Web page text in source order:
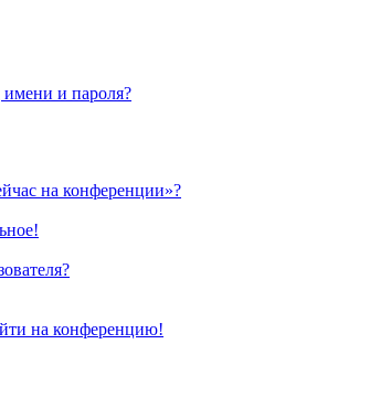
имени и пароля?
на конференции»?
на конференцию!